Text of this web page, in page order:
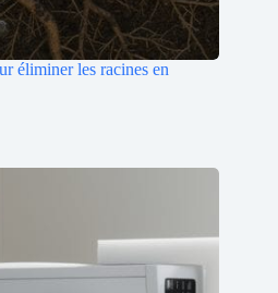
éliminer les racines en